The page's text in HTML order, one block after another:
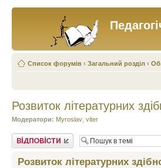
Список форумів ‹ Загальний розділ ‹
Розвиток літературних
Модератори: Myroslav viter
Відповісти
Розвиток літературних